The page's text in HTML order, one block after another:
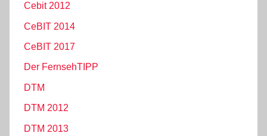
Cebit 2012
CeBIT 2014
CeBIT 2017
Der FernsehTIPP
DTM
DTM 2012
DTM 2013